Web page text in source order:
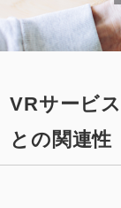
VRサービ
との関連性